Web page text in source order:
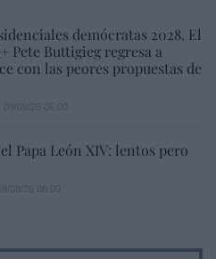
demócratas 2028. El
Pete Buttigieg regresa a
con las peores propuestas de
Papa León XIV: lentos pero